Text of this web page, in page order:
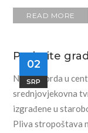
READ MORE
02
SRP
Posjetite
Na vrhu brda u
srednjovjekovna
izgrađene u
Pliva stropoštava